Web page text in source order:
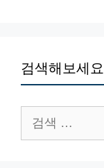
검색해보세요
색: